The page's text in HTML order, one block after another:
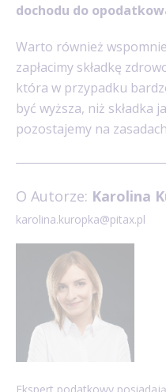
dochodu do
Warto również
zapłacimy składkę
która w przypadku
być wyższa, niż składka
pozostajemy na
O Autorze: Karolina
karolina.kuropka@pitax.pl
Ekspert podatkowy